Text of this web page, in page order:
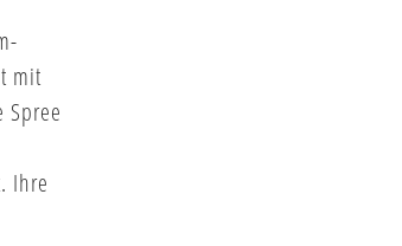
mit
Ihre